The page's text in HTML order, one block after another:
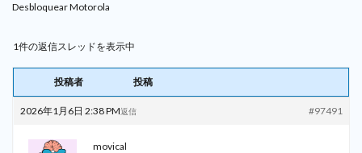
Desbloquear Motorola
1件の返信スレッドを表示中
投稿者 投稿
2026年1月6日 2:38 PM #97491
返信
movical